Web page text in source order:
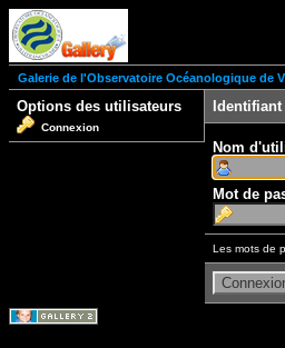
Galerie de l'Observatoire Océanologique de
Options des utilisateurs
Connexion
Nom
Mot de
Les mots de